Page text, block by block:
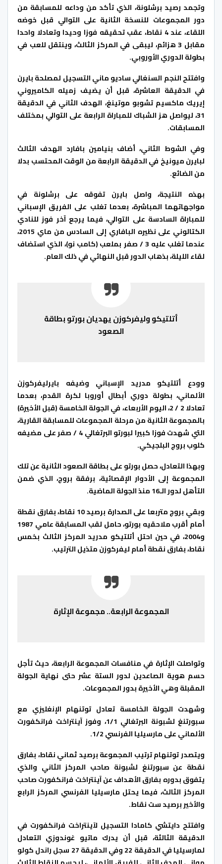
وتجمد رصيد برشلونة، الذي تأكد من وداعه للمسابقة من
دور المجموعات للنسخة الثانية على التوالي قبل خوضه
اللقاء، عند 4 نقاط، عقب تحقيقه فوزا وحيدا وتعادلا واحدا
مقابل 3 هزائم، ليبقى في المركز الثالث، وينتقل للعب في
بطولة الدوري الأوروبي.
وافتتح النجم السنغالي ساديو ماني التسجيل لمصلحة بايرن
في الدقيقة العاشرة، قبل أن يضيف زميله الكاميروني
إيريك ماكسيم تشوبو موتينغ، الهدف الثاني في الدقيقة
31، ليواصل هز الشباك للمباراة الرابعة على التوالي بمختلف
المسابقات.
وفي الشوط الثاني، أضاف بنيامين بافارد الهدف الثالث
لبايرن ميونيخ في الدقيقة الرابعة من الوقت المحتسب بدلا
من الضائع.
بهذه النتيجة، واصل بايرن تفوقه على برشلونة في
مواجهاتهما المباشرة، بعدما تغلب على الفريق الإسباني
للمباراة السادسة على التوالي، فيما يرجع آخر فوز للنادي
الكتالوني على نظيره البافاري إلى السادس من ماي 2015،
عندما تغلب عليه 3 / صفر بملعب (كامب نو)، الذي استضاف
لقاء الليلة، بذهاب الدور قبل النهائي في ذلك العام.
أتلتيكو وليفركوزن يهديان بورتو بطاقة
الصعود
وودع أتلتيكو مدريد الإسباني وضيفه بايرليفركوزن
الألماني، بطولة دوري أبطال أوروبا لكرة القدم، بعدما
تعادلا 2 / 2، اليوم الأربعاء، في الجولة الخامسة (قبل الأخيرة)
بالمجموعة الثانية من مرحلة المجموعات للمسابقة القارية،
التي شهدت فوزا كبيرا لبورتو البرتغالي 4 / صفر على مضيفه
كلوب بروج البلجيكي.
وبهذا التعادل، حصل بورتو على بطاقة الصعود الثانية عن تلك
المجموعة إلى الأدوار الإقصائية، برفقة بروج، الذي ضمن
التأهل لدور الـ16 منذ الجولة الماضية.
وبقي بروج متربعا على الصدارة برصيد 10 نقاط، بفارق نقطة
أمام أقرب ملاحقيه بورتو، حامل لقب المسابقة عامي 1987
و2004، في حين احتل أتلتيكو مدريد المركز الثالث بخمس
نقاط، بفارق نقطة أمام ليفركوزن متذيل الترتيب.
المجموعة الرابعة.. مجموعة الإثارة
وتواصلت الإثارة في منافسات المجموعة الرابعة، حيث تأجل
حسم هوية الصاعدين لدور الستة عشر حتى نهاية الجولة
المقبلة وهي الأخيرة بدور المجموعات.
وشهدت الجولة الخامسة تعادل توتنهام الإنغليزي مع
سبورتنغ لشبونة البرتغالي 1/1، وفوز آينتراخت فرانكفورت
الألماني على مارسيليا الفرنسي 1/2.
ويتصدر توتنهام ترتيب المجموعة برصيد ثماني نقاط، بفارق
نقطة عن سبورتنغ لشبونة صاحب المركز الثاني والذي
يتفوق بدوره بفارق الأهداف عن آينتراخت فرانكفورت صاحب
المركز الثالث، فيما يحتل مارسيليا الفرنسي المركز الرابع
والأخير برصيد ست نقاط.
وافتتح دايتشي كامادا التسجيل لآينتراخت فرانكفورت في
الدقيقة الثالثة، قبل أن يدرك ماتيو غوندوزي التعادل
لمارسيليا في الدقيقة 22 وفي الدقيقة 27 سجل راندل كولو